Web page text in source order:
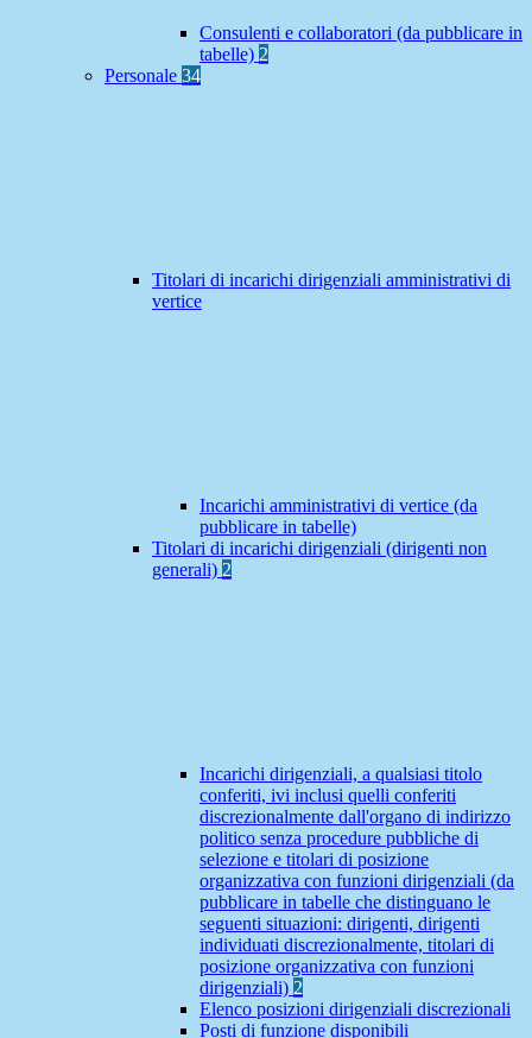
Consulenti e collaboratori (da pubblicare in
tabelle) 2
Personale 34
Titolari di incarichi dirigenziali amministrativi di
vertice
Incarichi amministrativi di vertice (da
pubblicare in tabelle)
Titolari di incarichi dirigenziali (dirigenti non
generali) 2
Incarichi dirigenziali, a qualsiasi titolo
conferiti, ivi inclusi quelli conferiti
discrezionalmente dall'organo di indirizzo
politico senza procedure pubbliche di
selezione e titolari di posizione
organizzativa con funzioni dirigenziali (da
pubblicare in tabelle che distinguano le
seguenti situazioni: dirigenti, dirigenti
individuati discrezionalmente, titolari di
posizione organizzativa con funzioni
dirigenziali) 2
Elenco posizioni dirigenziali discrezionali
Posti di funzione disponibili